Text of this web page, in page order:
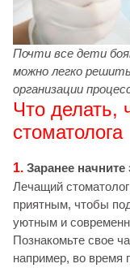
Почти все дети
можно легко
организации
Что делать,
стоматолога
1. Заранее начните
Лечащий
приятным, чтобы
уютным и
Познакомьте свое
например, во время